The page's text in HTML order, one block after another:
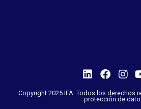
Copyright 2025 IFA. Todos los derechos
protección de